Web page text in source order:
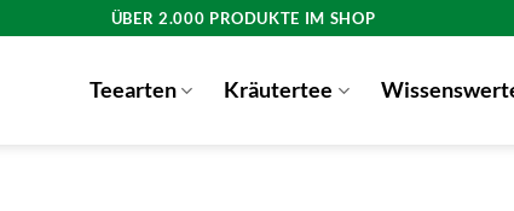
ÜBER 2.000 PRODUKTE IM SHOP
Teearten Kräutertee